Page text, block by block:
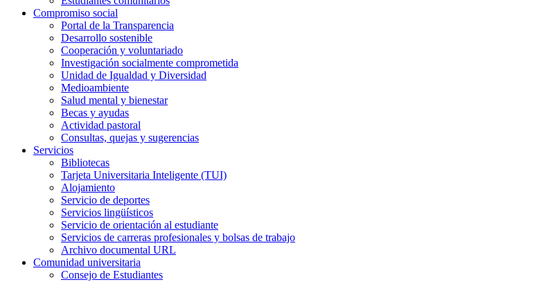
Compromiso social
Portal de la Transparencia
Desarrollo sostenible
Cooperación y voluntariado
Investigación socialmente comprometida
Unidad de Igualdad y Diversidad
Medioambiente
Salud mental y bienestar
Becas y ayudas
Actividad pastoral
Consultas, quejas y sugerencias
Servicios
Bibliotecas
Tarjeta Universitaria Inteligente (TUI)
Alojamiento
Servicio de deportes
Servicios lingüísticos
Servicio de orientación al estudiante
Servicios de carreras profesionales y bolsas de trabajo
Archivo documental URL
Comunidad universitaria
Consejo de Estudiantes